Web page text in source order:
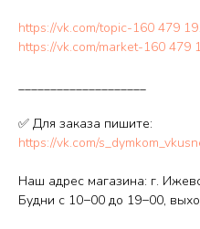
https://vk.com/topic-160 479
https://vk.com/market-160 479
____________________
✅ Для заказа пишите:
https://vk.com/
Наш адрес магазина: г.
Будни с 10−00 до 19−00,